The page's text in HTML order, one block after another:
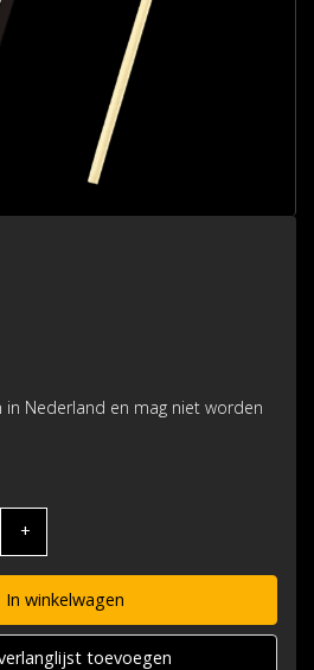
Nederland en mag niet worden
+
In winkelwagen
toevoegen